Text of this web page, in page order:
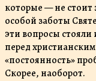
которые — не стоит
особой заботы
эти вопросы стояли
перед
«постоянность»
Скорее, наоборот.